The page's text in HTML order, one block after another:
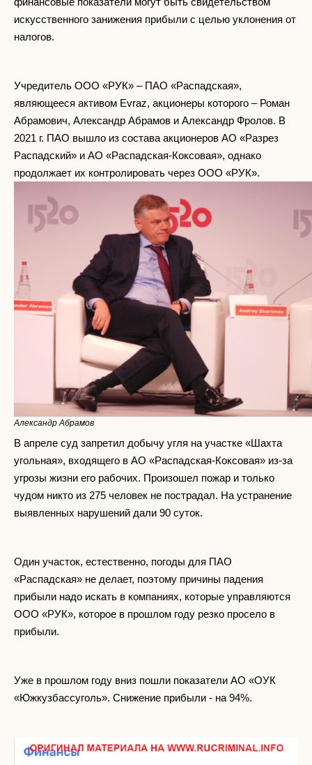
искусственного занижения прибыли с целью уклонения от
налогов.
Учредитель ООО «РУК» – ПАО «Распадская»,
являющееся активом Evraz, акционеры которого – Роман
Абрамович, Александр Абрамов и Александр Фролов. В
2021 г. ПАО вышло из состава акционеров АО «Разрез
Распадский» и АО «Распадская-Коксовая», однако
продолжает их контролировать через ООО «РУК».
Александр Абрамов
В апреле суд запретил добычу угля на участке «Шахта
угольная», входящего в АО «Распадская-Коксовая» из-за
угрозы жизни его рабочих. Произошел пожар и только
чудом никто из 275 человек не пострадал. На устранение
выявленных нарушений дали 90 суток.
Один участок, естественно, погоды для ПАО
«Распадская» не делает, поэтому причины падения
прибыли надо искать в компаниях, которые управляются
ООО «РУК», которое в прошлом году резко просело в
прибыли.
Уже в прошлом году вниз пошли показатели АО «ОУК
«Южкузбассуголь». Снижение прибыли - на 94%.